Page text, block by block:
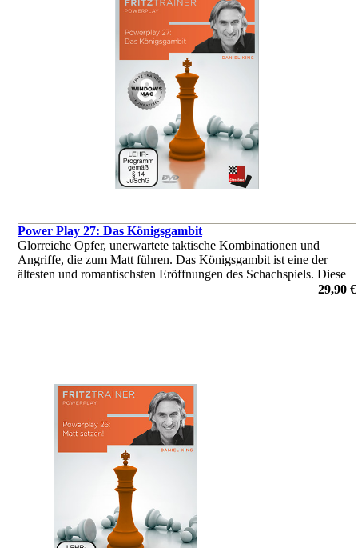
Power Play 27: Das Königsgambit
Glorreiche Opfer, unerwartete taktische Kombinationen und
Angriffe, die zum Matt führen. Das Königsgambit ist eine der
ältesten und romantischsten Eröffnungen des Schachspiels. Diese
29,90 €